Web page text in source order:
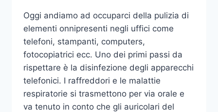
Oggi andiamo ad occuparci della pulizia di
elementi onnipresenti negli uffici come
telefoni, stampanti, computers,
fotocopiatrici ecc. Uno dei primi passi da
rispettare è la disinfezione degli apparecchi
telefonici. I raffreddori e le malattie
respiratorie si trasmettono per via orale e
va tenuto in conto che gli auricolari del